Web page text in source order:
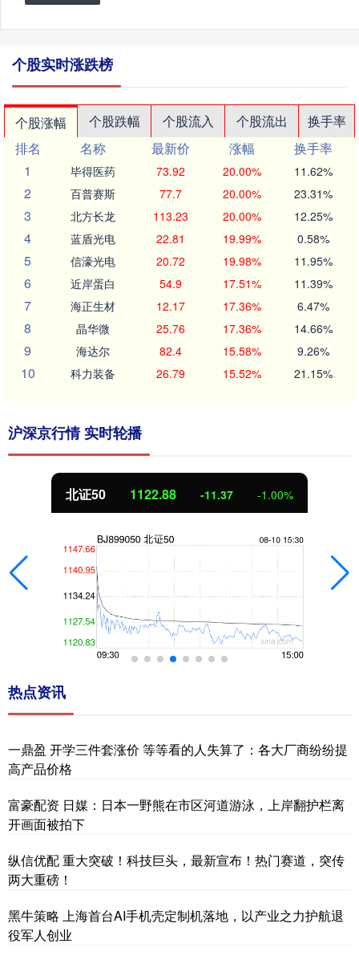
个股实时涨跌榜
个股涨幅 个股跌幅 个股流入 个股流出
换手率
排名
名称 最新价 涨幅
换手率
1
毕得医药 73.92 20.00% 11.62%
2 百普赛斯 77.7 20.00% 23.31%
3 北方长龙 113.23 20.00% 12.25%
4 蓝盾光电 22.81 19.99% 0.58%
5 信濠光电 20.72 19.98% 11.95%
6 近岸蛋白 54.9 17.51% 11.39%
7 海正生材 12.17 17.36% 6.47%
8 晶华微 25.76 17.36% 14.66%
9 海达尔 82.4 15.58% 9.26%
10 科力装备 26.79 15.52% 21.15%
沪深京行情 实时轮播
北证50 1122.88 -11.37 -1.00%
热点资讯
一鼎盈 开学三件套涨价 等等看的人失算了：各大厂商纷纷提
高产品价格
富豪配资 日媒：日本一野熊在市区河道游泳，上岸翻护栏离
开画面被拍下
纵信优配 重大突破！科技巨头，最新宣布！热门赛道，突传
两大重磅！
黑牛策略 上海首台AI手机壳定制机落地，以产业之力护航退
役军人创业